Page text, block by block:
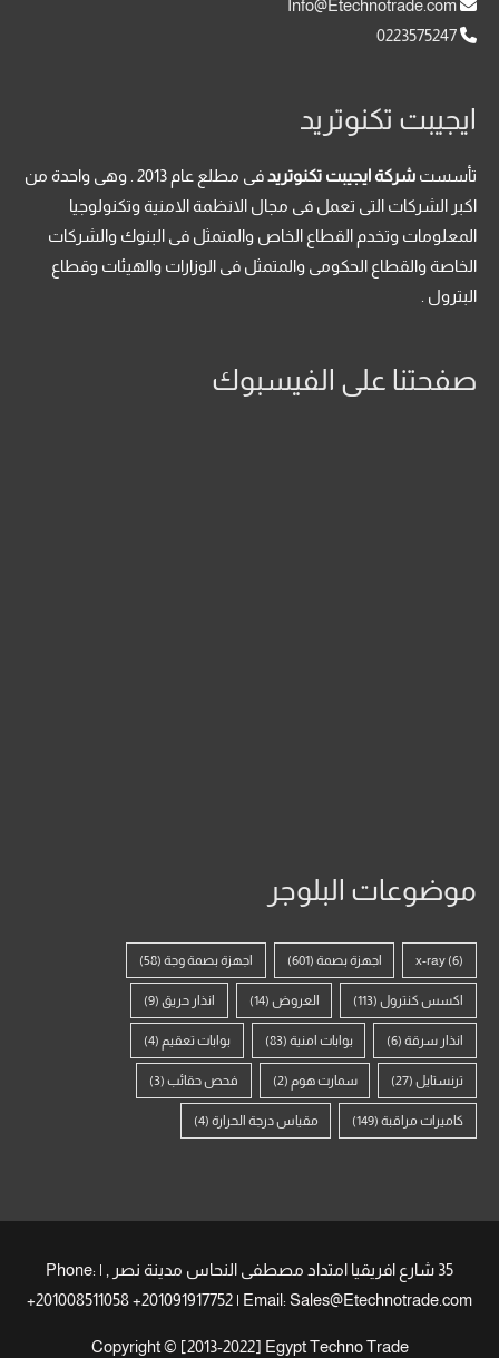
0223575247
ايجيبت تكنوتريد
تأسست شركة ايجيبت تكنوتريد
فى مطلع عام 2013 . وهى واحدة من
اكبر الشركات التى تعمل فى مجال الانظمة الامنية وتكنولوجيا
المعلومات وتخدم القطاع الخاص والمتمثل فى البنوك والشركات
الخاصة والقطاع الحكومى والمتمثل فى الوزارات والهيئات وقطاع
البترول .
صفحتنا على الفيسبوك
موضوعات البلوجر
x-ray (6) اجهزة بصمة (601) اجهزة بصمة وجة(58)
اكسس كنترول(113) العروض (14) انذار حريق(9)
انذار سرقة(6) بوابات امنية (83) بوابات تعقيم (4)
ترنستايل(27) سمارت هوم (2) فحص حقائب(3)
كاميرات مراقبة(149) مقياس درجة الحرارة (4)
35 شارع افريقيا امتداد مصطفى النحاس مدينة نصر , | Phone:
+201008511058 +201091917752 | Email: Sales@Etechnotrade.com
Copyright © [2013-2022] Egypt Techno Trade